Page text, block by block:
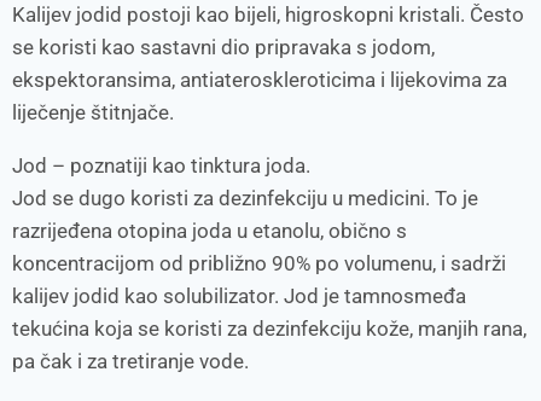
Kalijev jodid postoji kao bijeli, higroskopni kristali. Često
se koristi kao sastavni dio pripravaka s jodom,
ekspektoransima, antiateroskleroticima i lijekovima za
liječenje štitnjače.
Jod – poznatiji kao tinktura joda.
Jod se dugo koristi za dezinfekciju u medicini. To je
razrijeđena otopina joda u etanolu, obično s
koncentracijom od približno 90% po volumenu, i sadrži
kalijev jodid kao solubilizator. Jod je tamnosmeđa
tekućina koja se koristi za dezinfekciju kože, manjih rana,
pa čak i za tretiranje vode.